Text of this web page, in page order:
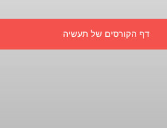
דף הקורסים של תעשיה